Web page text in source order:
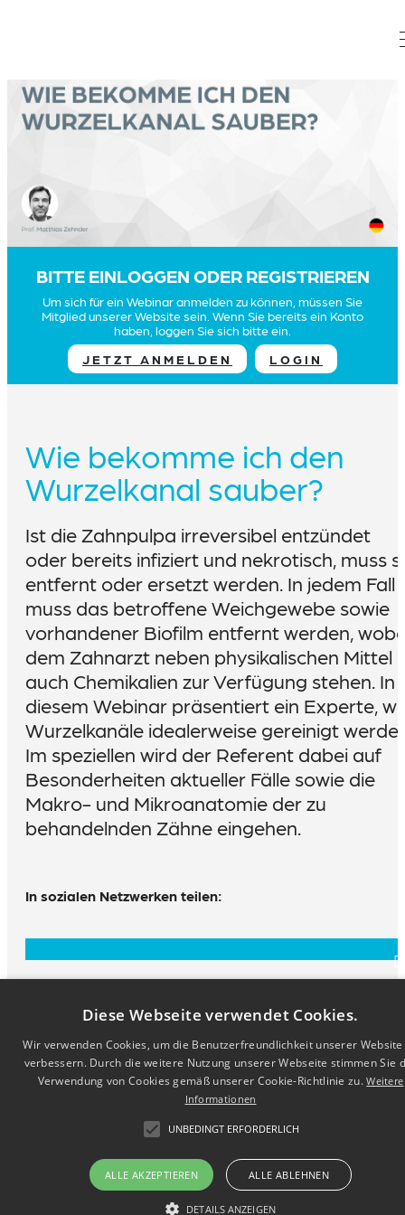
BITTE EINLOGGEN ODER REGISTRIEREN
Um sich für ein Webinar anmelden zu können, müssen Sie
Mitglied unserer Website sein. Wenn Sie bereits ein Konto
haben, loggen Sie sich bitte ein.
JETZT ANMELDEN
LOGIN
Wie bekomme ich den
Wurzelkanal sauber?
Ist die Zahnpulpa irreversibel entzündet
oder bereits infiziert und nekrotisch, muss
entfernt oder ersetzt werden. In jedem Fall
muss das betroffene Weichgewebe sowie
vorhandener Biofilm entfernt werden,
dem Zahnarzt neben physikalischen Mittel
auch Chemikalien zur Verfügung stehen. In
diesem Webinar präsentiert ein Experte,
Wurzelkanäle idealerweise gereinigt
Im speziellen wird der Referent dabei auf
Besonderheiten aktueller Fälle sowie die
Makro- und Mikroanatomie der zu
behandelnden Zähne eingehen.
In sozialen Netzwerken teilen:
Impressum Datenschutz Kontakt
Support
Cookie Settings
© 2026 Dental Tribune International - All rights reserved.
Diese Webseite verwendet Cookies.
Wir verwenden Cookies, um die Benutzerfreundlichkeit unserer Website
verbessern. Durch die weitere Nutzung unserer Webseite stimmen Sie
Verwendung von Cookies gemäß unserer Cookie-Richtlinie zu.Weitere
Informationen
UNBEDINGT ERFORDERLICH
ALLE AKZEPTIEREN ALLE ABLEHNEN
DETAILS ANZEIGEN